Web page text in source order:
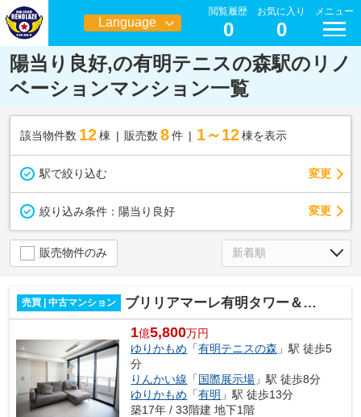
Language
日本語
閲覧履歴
0
お気に入り
0
メニュー
陽当り良好,の有明テニスの森駅のリノ
ベーションマンション一覧
該当物件数 12棟 販売数 8 件 1～12 棟を表示
駅で絞り込む 変更
絞り込み条件： 陽当り良好 変更
販売物件のみ
売買 | 中古マンション ブリリアマーレ有明タワー＆ガーデン
1億5,800万円
ゆりかもめ 「有明テニスの森 」駅 徒歩5
分
りんかい線 「国際展示場 」駅 徒歩8分
ゆりかもめ 「有明 」駅 徒歩13分
築17年 / 33階建 地下1階